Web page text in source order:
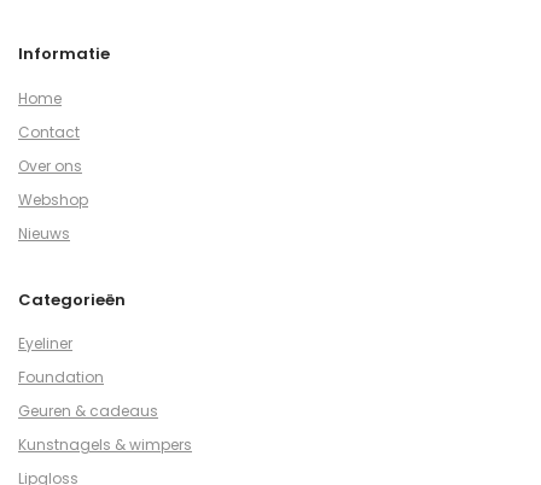
Informatie
Home
Contact
Over ons
Webshop
Nieuws
Categorieën
Eyeliner
Foundation
Geuren & cadeaus
Kunstnagels & wimpers
Lipgloss